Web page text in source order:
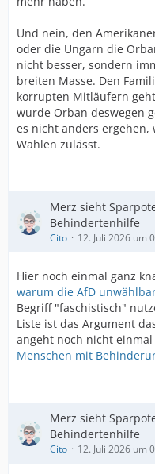
Und nein, den
oder die Ungarn die
nicht besser, sondern
breiten Masse. Den
korrupten Mitläufern
wurde Orban deswegen
es nicht anders
Wahlen zulässt.
Merz sieht
Behindertenhilfe
Cito 12. Juli 2026 um
Hier noch einmal ganz
warum die AfD
Begriff "faschistisch"
Liste ist das Argument
angeht noch nicht
Menschen mit
Merz sieht
Behindertenhilfe
Cito 12. Juli 2026 um